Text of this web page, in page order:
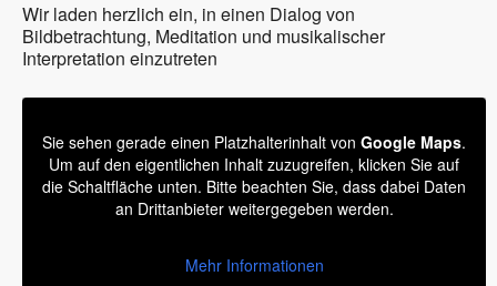
Wir laden herzlich ein, in einen Dialog von
Bildbetrachtung, Meditation und musikalischer
Interpretation einzutreten
Sie sehen gerade einen Platzhalterinhalt von Google Maps.
Um auf den eigentlichen Inhalt zuzugreifen, klicken Sie auf
die Schaltfläche unten. Bitte beachten Sie, dass dabei Daten
an Drittanbieter weitergegeben werden.
Mehr Informationen